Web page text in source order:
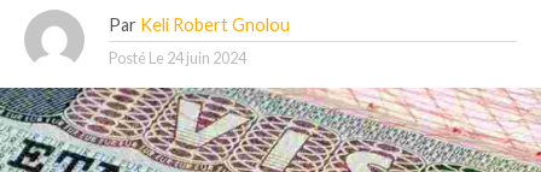
Par Keli Robert Gnolou
Posté Le 24 juin 2024